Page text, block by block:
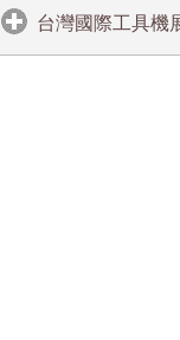
台灣國際工具機